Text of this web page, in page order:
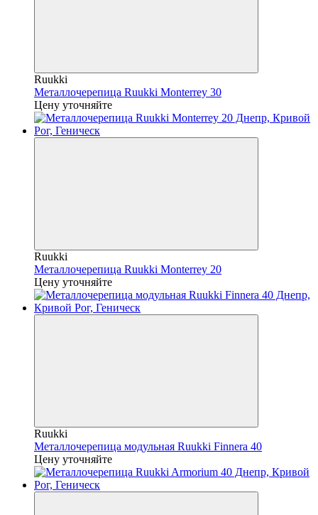
Ruukki
Металлочерепица Ruukki Monterrey 30
Цену уточняйте
Ruukki
Металлочерепица Ruukki Monterrey 20
Цену уточняйте
Ruukki
Металлочерепица модульная Ruukki Finnera 40
Цену уточняйте